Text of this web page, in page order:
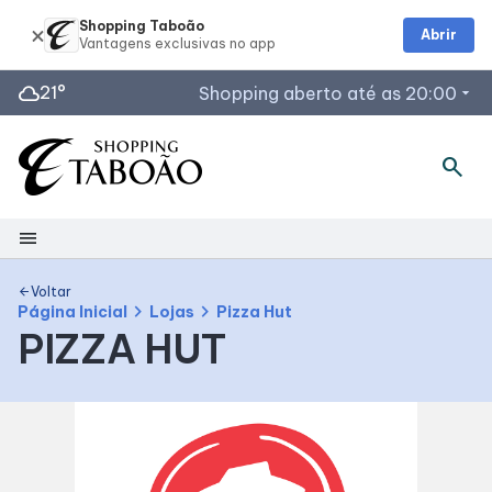
cloud21° Shopping aberto até as 20:00 arrow_drop_down
Horários de Funcionamento
Lojas
Acessar todos os horários
search
menu
Shopping
Mapa interno
Facilidades
arrow_backVoltar
Página Inicial chevron_right Lojas chevron_right Pizza Hut
PIZZA HUT
Shopping Taboão
Abrir